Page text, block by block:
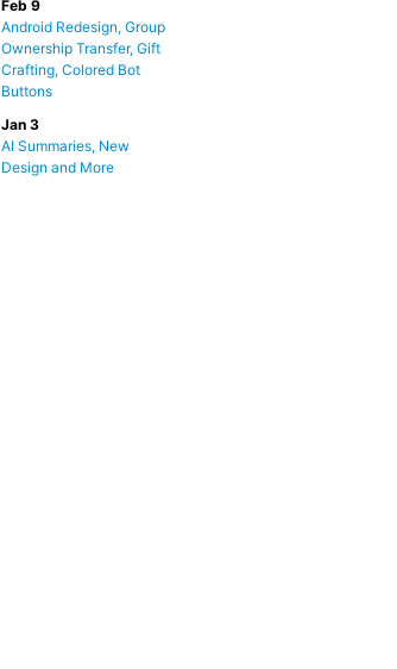
Feb 9
Android Redesign, Group
Ownership Transfer, Gift
Crafting, Colored Bot
Buttons
Jan 3
AI Summaries, New
Design and More